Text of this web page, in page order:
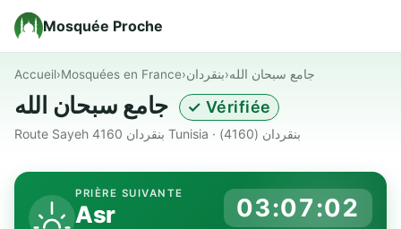
Mosquée Proche
Accueil›Mosquées en France›بنقردان›جامع سبحان الله
✓ Vérifiée
Route Sayeh 4160 بنقردان Tunisia · بنقردان (4160)
PRIÈRE SUIVANTE
Asr 03:07:02